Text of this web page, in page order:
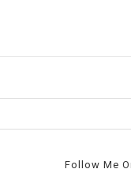
Follow Me